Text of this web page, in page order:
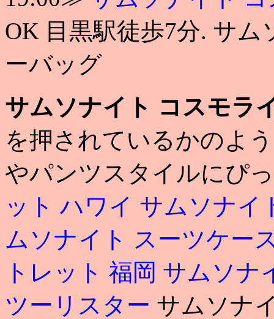
OK 目黒駅徒歩7分. サ
ーバッグ
サムソナイト コスモラ
を押されているかのよ
やパンツスタイルにぴ
ット ハワイ サムソナイ
ムソナイト スーツケー
トレット 福岡 サムソナ
ツーリスター サムソナ